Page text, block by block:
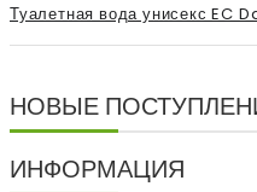
Туалетная вода унисекс EC
НОВЫЕ
ИНФОРМАЦИЯ